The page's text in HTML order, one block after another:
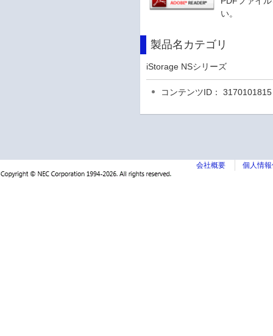
い。
製品名カテゴリ
iStorage NSシリーズ
コンテンツID： 3170101815
会社概要 個人情